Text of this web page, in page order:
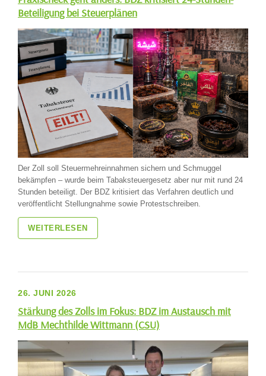
Beteiligung bei Steuerplänen
Der Zoll soll Steuermehreinnahmen sichern und Schmuggel
bekämpfen – wurde beim Tabaksteuergesetz aber nur mit rund 24
Stunden beteiligt. Der BDZ kritisiert das Verfahren deutlich und
veröffentlicht Stellungnahme sowie Protestschreiben.
WEITERLESEN
26. JUNI 2026
Stärkung des Zolls im Fokus: BDZ im Austausch mit
MdB Mechthilde Wittmann (CSU)